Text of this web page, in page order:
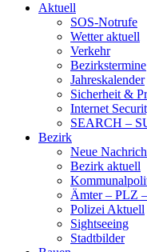
Aktuell
SOS-Notrufe
Wetter aktuell
Verkehr
Bezirkstermine
Jahreskalender
Sicherheit &
Internet
SEARCH –
Bezirk
Neue
Bezirk aktuell
Ämter – PLZ
Polizei Aktuell
Sightseeing
Stadtbilder